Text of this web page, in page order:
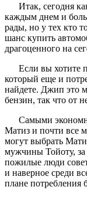
Итак, сегодня
каждым днем и
рады, но у тех кто
шанс купить
драгоценного на
Если вы хотите
который еще и
найдете. Джип это
бензин, так что от
Самыми
Матиз и почти все
могут выбрать
мужчины Тойоту,
пожилые люди
и наверное среди
плане потребления